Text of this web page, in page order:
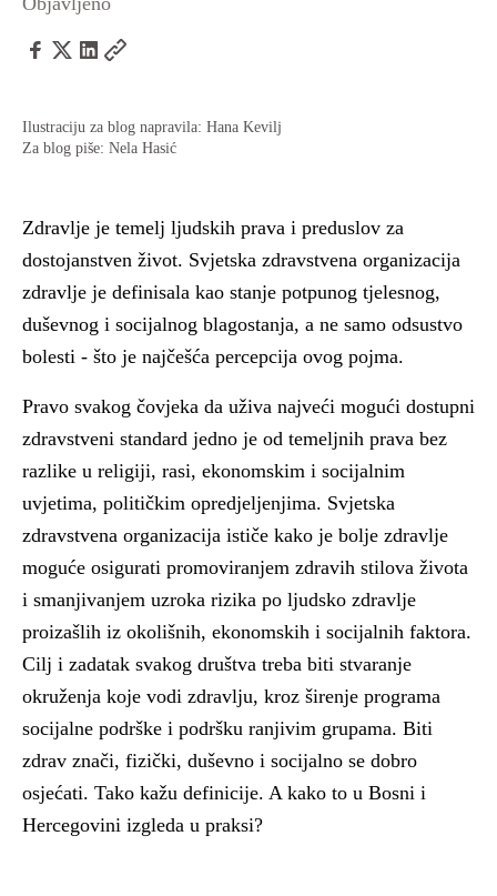
Ilustraciju za blog napravila: Hana Kevilj
Za blog piše: Nela Hasić
Zdravlje je temelj ljudskih prava i preduslov za
dostojanstven život. Svjetska zdravstvena organizacija
zdravlje je definisala kao stanje potpunog tjelesnog,
duševnog i socijalnog blagostanja, a ne samo odsustvo
bolesti - što je najčešća percepcija ovog pojma.
Pravo svakog čovjeka da uživa najveći mogući dostupni
zdravstveni standard jedno je od temeljnih prava bez
razlike u religiji, rasi, ekonomskim i socijalnim
uvjetima, političkim opredjeljenjima. Svjetska
zdravstvena organizacija ističe kako je bolje zdravlje
moguće osigurati promoviranjem zdravih stilova života
i smanjivanjem uzroka rizika po ljudsko zdravlje
proizašlih iz okolišnih, ekonomskih i socijalnih faktora.
Cilj i zadatak svakog društva treba biti stvaranje
okruženja koje vodi zdravlju, kroz širenje programa
socijalne podrške i podršku ranjivim grupama. Biti
zdrav znači, fizički, duševno i socijalno se dobro
osjećati. Tako kažu definicije. A kako to u Bosni i
Hercegovini izgleda u praksi?